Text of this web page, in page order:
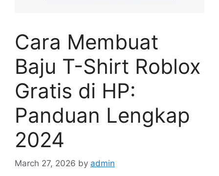
Cara Membuat
Baju T-Shirt Roblox
Gratis di HP:
Panduan Lengkap
2024
March 27, 2026 by admin